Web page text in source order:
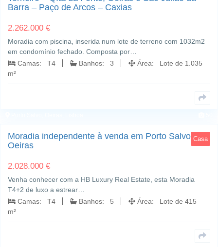
Barra – Paço de Arcos – Caxias
2.262.000 €
Moradia com piscina, inserida num lote de terreno com 1032m2
em condomínio fechado. Composta por…
Camas: T4
Banhos: 3
Área: Lote de 1.035
m²
Casa
Moradia independente à venda em Porto Salvo,
Oeiras
2.028.000 €
Venha conhecer com a HB Luxury Real Estate, esta Moradia
T4+2 de luxo a estrear…
Camas: T4
Banhos: 5
Área: Lote de 415
m²